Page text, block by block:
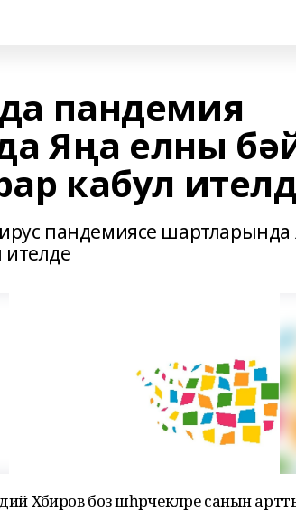
пандемия
Яңа елны
кабул
пандемиясе
ителде
Хәбиров боз шәһәрчекләре санын